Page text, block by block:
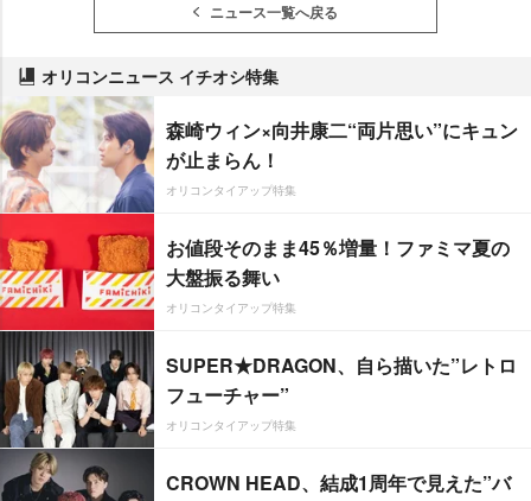
ニュース一覧へ戻る
オリコンニュース イチオシ特集
森崎ウィン×向井康二“両片思い”にキュン
が止まらん！
オリコンタイアップ特集
お値段そのまま45％増量！ファミマ夏の
大盤振る舞い
オリコンタイアップ特集
SUPER★DRAGON、自ら描いた”レトロ
フューチャー”
オリコンタイアップ特集
CROWN HEAD、結成1周年で見えた”バ